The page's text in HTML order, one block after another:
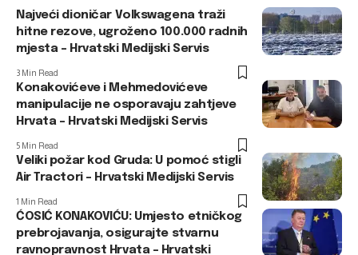
Najveći dioničar Volkswagena traži
hitne rezove, ugroženo 100.000 radnih
mjesta – Hrvatski Medijski Servis
3 Min Read
Konakovićeve i Mehmedovićeve
manipulacije ne osporavaju zahtjeve
Hrvata – Hrvatski Medijski Servis
5 Min Read
Veliki požar kod Gruda: U pomoć stigli
Air Tractori – Hrvatski Medijski Servis
1 Min Read
ĆOSIĆ KONAKOVIĆU: Umjesto etničkog
prebrojavanja, osigurajte stvarnu
ravnopravnost Hrvata – Hrvatski